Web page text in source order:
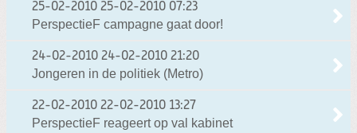
25-02-2010 25-02-2010 07:23
PerspectieF campagne gaat door!
24-02-2010 24-02-2010 21:20
Jongeren in de politiek (Metro)
22-02-2010 22-02-2010 13:27
PerspectieF reageert op val kabinet